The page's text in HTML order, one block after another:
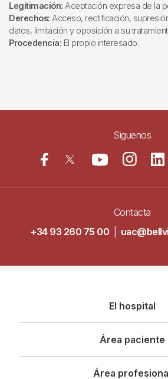
Legitimación: Aceptación expresa de la
Derechos: Acceso, rectificación,
datos, limitación y oposición a su
Procedencia: El propio interesado.
Siguenos
Contacta
+34 93 260 75 00
principal
El hospital
Área paciente
Área